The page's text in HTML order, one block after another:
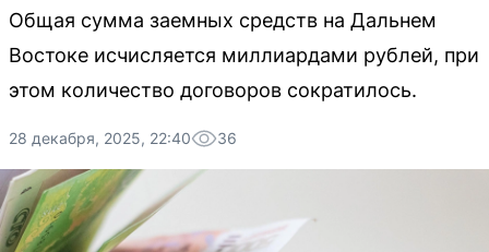
Общая сумма заемных средств на Дальнем
Востоке исчисляется миллиардами рублей, при
этом количество договоров сократилось.
28 декабря, 2025, 22:40 36